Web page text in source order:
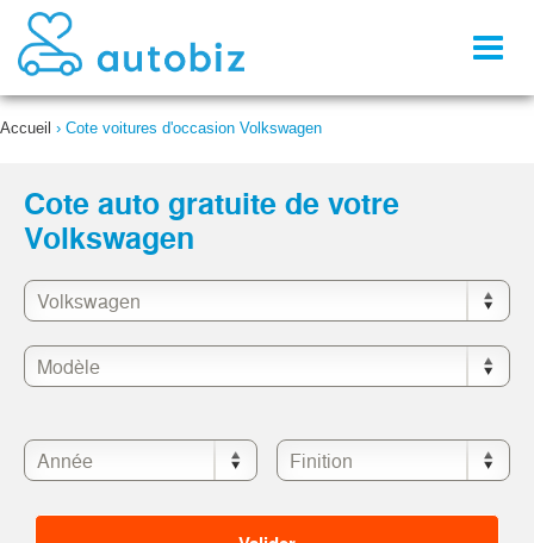
Accueil › Cote voitures d'occasion Volkswagen
Cote auto gratuite de votre
Volkswagen